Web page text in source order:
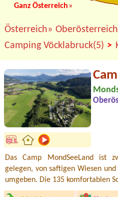
Ganz Österreich»
Österreich» Oberösterreich
Camping Vöcklabruck(5) >
Das Camp MondSeeLand ist
gelegen, von saftigen Wiesen
umgeben. Die 135 komfortablen